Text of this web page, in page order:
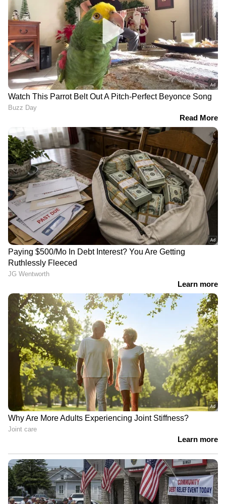
നിന്ന് മടങ്ങുന്നത്.
'ഊർജ്ജസ്വലനായ
പൊതുപ്രവർത്തകനെയാണ് നഷ്ടപ്പെട്ടത്';
തിരഞ്ഞ് തിരഞ്ഞ് ഒടുക്കം
കണ്ടെത്തി; അർജുൻ
ആയങ്കിയെ പൊലീസ്
അറസ്റ്റ് ചെയ്‌തു;
പിടിയിലായത് കണ്ണൂരിൽ
നിന്ന്
വന്ദേമാതരം വിവാദം:
പ്രോട്ടോക്കോൾ വിഭാഗം
അയച്ച നിർദേശത്തിൽ
വന്ദേമാതരത്തെ കുറിച്ച്
പരാമർശമില്ല; നിർദേശം
ദേശീയ ഗാനം
ആലപിക്കാൻ
അർജുൻ ആയങ്കിയുടെ
സഹായികൾക്ക് ജാമ്യം
അനുവദിച്ച് കോടതി
കാസർഗോഡ്
എൻഡോസൾഫാൻ
ദുരിതബാധിതർക്ക്
'സ്‌നേഹസാന്ത്വനം' പദ്ധതി,
14.40 കോടി രൂപയുടെ
ഭരണാനുമതി
LATEST VIDEOS
ജലനിരപ്പ് കുറഞ്ഞെങ്കിലും ദുരിതം
ഒഴിയാതെ കുട്ടനാട്ടുകാര്‍; വെള്ളം
ഇറങ്ങാൻ ഇനിയും സമയമെടുക്കും
വിശദമായി | 08 August 2026